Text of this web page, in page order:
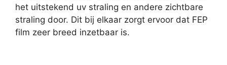
het uitstekend uv straling en andere zichtbare
straling door. Dit bij elkaar zorgt ervoor dat FEP
film zeer breed inzetbaar is.